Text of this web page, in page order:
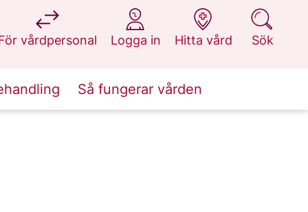
vårdpersonal
på 1177.se
Logga in
på 1177.se
Hitta vård
på 1177.se
Sök
på 1177.se
Så fungerar vården